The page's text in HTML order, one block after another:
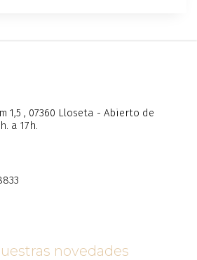
1,5 , 07360 Lloseta - Abierto de
a 17h.
novedades